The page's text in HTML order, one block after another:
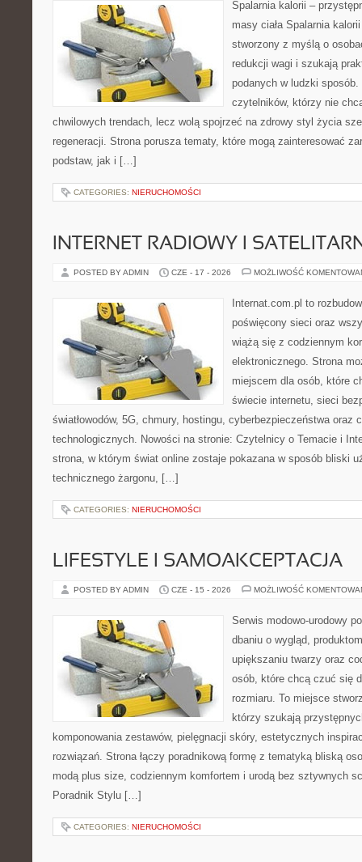
Spalarnia kalorii –
masy ciała Spalarnia
stworzony z myślą o
redukcji wagi i szukają
podanych w ludzki sposób.
czytelników, którzy nie
chwilowych trendach, lecz wolą spojrzeć na zdrowy styl życia
regeneracji. Strona porusza tematy, które mogą zainteresować
podstaw, jak i […]
CATEGORIES: NIERUCHOMOŚCI
INTERNET RADIOWY I
POSTED BY ADMIN CZE - 17 - 2026 MOŻLIWOŚĆ
Internat.com.pl to
poświęcony sieci oraz
wiążą się z codziennym
elektronicznego. Strona
miejscem dla osób, które
świecie internetu, sieci
światłowodów, 5G, chmury, hostingu, cyberbezpieczeństwa oraz
technologicznych. Nowości na stronie: Czytelnicy o Temacie i
strona, w którym świat online zostaje pokazana w sposób bliski
technicznego żargonu, […]
CATEGORIES: NIERUCHOMOŚCI
LIFESTYLE I SAMOAKCEPTACJA
POSTED BY ADMIN CZE - 15 - 2026 MOŻLIWOŚĆ
Serwis modowo-urodowy
dbaniu o wygląd,
upiększaniu twarzy oraz
osób, które chcą czuć się
rozmiaru. To miejsce
którzy szukają
komponowania zestawów, pielęgnacji skóry, estetycznych
rozwiązań. Strona łączy poradnikową formę z tematyką bliską
modą plus size, codziennym komfortem i urodą bez sztywnych
Poradnik Stylu […]
CATEGORIES: NIERUCHOMOŚCI